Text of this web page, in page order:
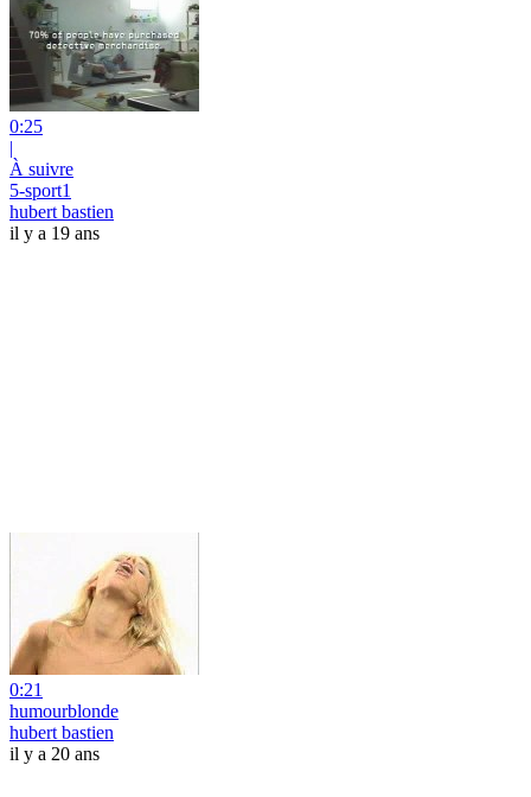
0:25
|
À suivre
5-sport1
hubert bastien
il y a 19 ans
0:21
humourblonde
hubert bastien
il y a 20 ans